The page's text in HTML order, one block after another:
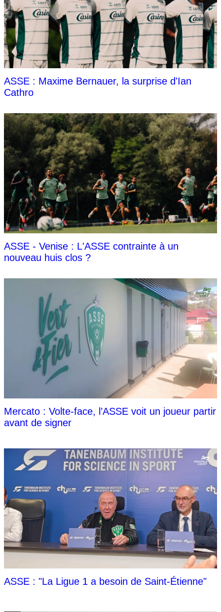
ASSE : Maxime Bernauer, la surprise d'Ian
Cathro
ASSE - Venise : L'ASSE contrainte à un
nouveau huis clos ?
Mercato : Volte-face, l’ASSE voit un joueur partir
avant de signer
ASSE : "La Ligue 1 a besoin de Saint-Étienne"